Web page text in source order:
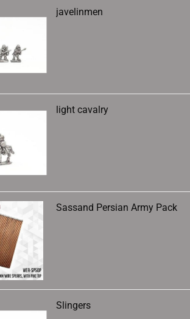
javelinmen
light cavalry
Sassand Persian Army Pack
Slingers